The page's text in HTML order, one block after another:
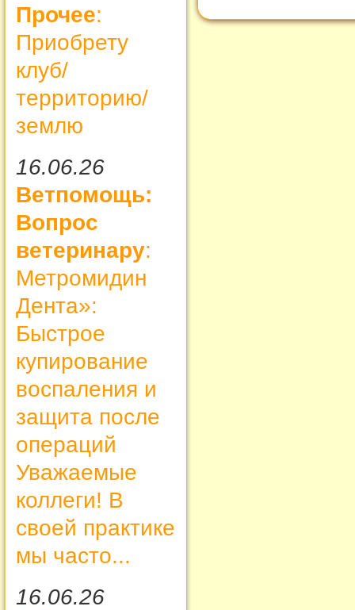
Прочее:
Приобрету
клуб/
территорию/
землю
16.06.26
Ветпомощь:
Вопрос
ветеринару:
Метромидин
Дента»:
Быстрое
купирование
воспаления и
защита после
операций
Уважаемые
коллеги! В
своей практике
мы часто...
16.06.26